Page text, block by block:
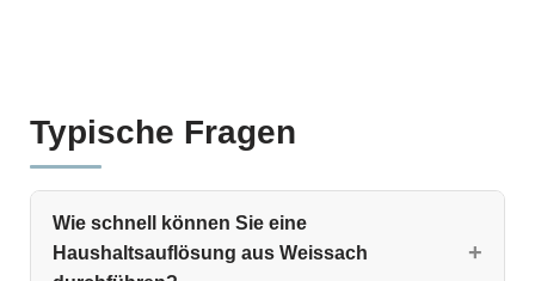
Typische Fragen
Wie schnell können Sie eine
Haushaltsauflösung aus Weissach